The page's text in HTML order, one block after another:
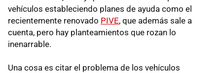
vehículos estableciendo planes de ayuda como el
recientemente renovado PIVE, que además sale a
cuenta, pero hay planteamientos que rozan lo
inenarrable.
Una cosa es citar el problema de los vehículos